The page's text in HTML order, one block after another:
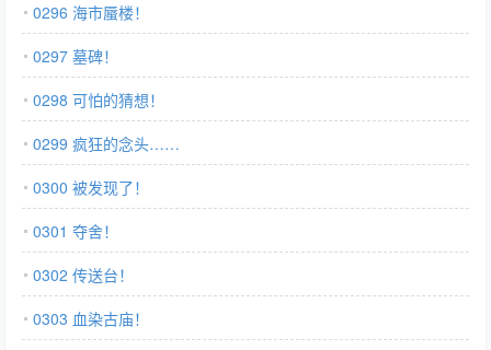
0296 海市蜃楼！
0297 墓碑！
0298 可怕的猜想！
0299 疯狂的念头……
0300 被发现了！
0301 夺舍！
0302 传送台！
0303 血染古庙！